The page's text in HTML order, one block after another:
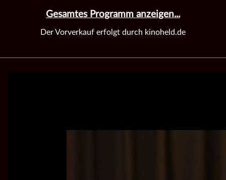
Gesamtes Programm anzeigen...
Der Vorverkauf erfolgt durch kinoheld.de